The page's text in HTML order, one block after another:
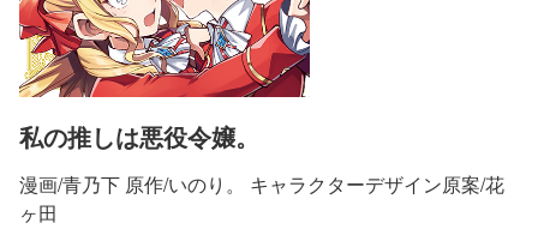
私の推しは悪役令嬢。
漫画/青乃下 原作/いのり。 キャラクターデザイン原案/花
ヶ田